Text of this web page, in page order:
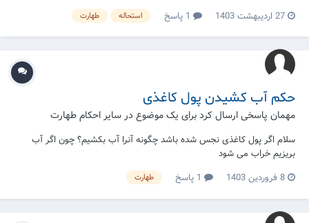
27 اردیبهشت 1403 استحاله طهارت
حکم آب کشیدن پول کاغذی
مهمان پاسخی ارسال کرد برای یک موضوع در سایر احکام طهارت
سلام اگر پول کاغذی نجس شده باشد چگونه آنرا آب بکشیم؟ چون اگر آب
بریزیم خراب می شود
8 فروردین 1403
طهارت